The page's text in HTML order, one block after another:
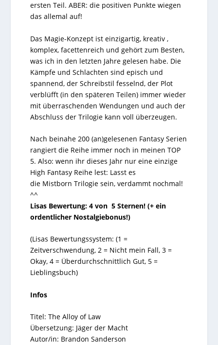
ersten Teil. ABER: die positiven Punkte wiegen
das allemal auf!
Das Magie-Konzept ist einzigartig, kreativ ,
komplex, facettenreich und gehört zum Besten,
was ich in den letzten Jahre gelesen habe. Die
Kämpfe und Schlachten sind episch und
spannend, der Schreibstil fesselnd, der Plot
verblüfft (in den späteren Teilen) immer wieder
mit überraschenden Wendungen und auch der
Abschluss der Trilogie kann voll überzeugen.
Nach beinahe 200 (an)gelesenen Fantasy Serien
rangiert die Reihe immer noch in meinen TOP
5. Also: wenn ihr dieses Jahr nur eine einzige
High Fantasy Reihe lest: Lasst es
die Mistborn Trilogie sein, verdammt nochmal!
^^
Lisas Bewertung: 4 von 5 Sternen! (+ ein
ordentlicher Nostalgiebonus!)
(Lisas Bewertungssystem: (1 =
Zeitverschwendung,2 = Nicht mein Fall,3 =
Okay,4 = Überdurchschnittlich Gut, 5 =
Lieblingsbuch)
Infos
Titel:The Alloy of Law
Übersetzung: Jäger der Macht
Autor/in: Brandon Sanderson